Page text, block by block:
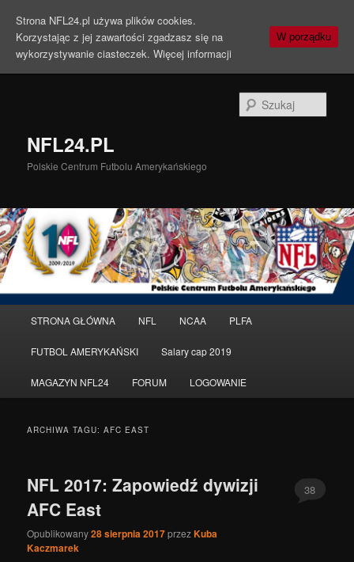
NFL24.PL
Polskie Centrum Futbolu Amerykańskiego
główne
Przeskocz
do
tekstu
Przeskocz
do
widgetów
STRONA GŁÓWNA NFL NCAA PLFA
FUTBOL AMERYKAŃSKI Salary cap 2019
MAGAZYN NFL24 FORUM LOGOWANIE
ARCHIWA TAGU:AFC EAST
NFL 2017: Zapowiedź dywizji
AFC East
Opublikowany28 sierpnia 2017przezKuba
Kaczmarek
38
Strona NFL24.pl używa plików cookies.
Korzystając z jej zawartości zgadzasz się na
wykorzystywanie ciasteczek. Więcej informacji
W porządku